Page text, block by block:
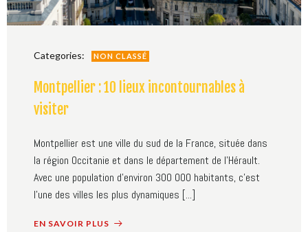
Categories: NON CLASSÉ
Montpellier : 10 lieux incontournables à
visiter
Montpellier est une ville du sud de la France, située dans
la région Occitanie et dans le département de l’Hérault.
Avec une population d'environ 300 000 habitants, c'est
l'une des villes les plus dynamiques [...]
EN SAVOIR PLUS